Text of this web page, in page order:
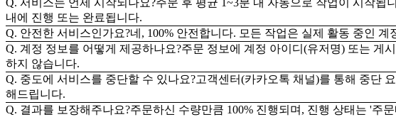
내에 진행 또는 완료됩니다.
Q. 안전한 서비스인가요?네, 100% 안전합니다. 모든 작업은 실제 활동 중인
Q. 계정 정보를 어떻게 제공하나요?주문 정보에 계정 아이디(유저명) 또는 게
하지 않습니다.
Q. 중도에 서비스를 중단할 수 있나요?고객센터(카카오톡 채널)를 통해 중단
해드립니다.
Q. 결과를 보장해주나요?주문하신 수량만큼 100% 진행되며, 진행 상태는 '주